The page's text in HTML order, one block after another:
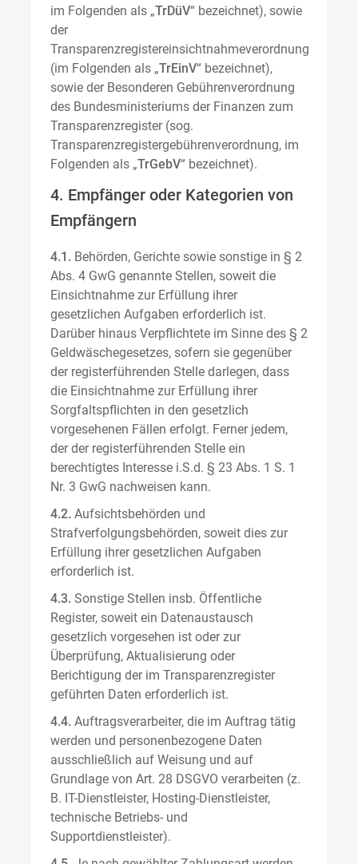
im Folgenden als „TrDüV“ bezeichnet), sowie
der
Transparenzregistereinsichtnahmeverordnung
(im Folgenden als „TrEinV“ bezeichnet),
sowie der Besonderen Gebührenverordnung
des Bundesministeriums der Finanzen zum
Transparenzregister (sog.
Transparenzregistergebührenverordnung, im
Folgenden als „TrGebV“ bezeichnet).
4. Empfänger oder Kategorien von
Empfängern
4.1. Behörden, Gerichte sowie sonstige in § 2
Abs. 4 GwG genannte Stellen, soweit die
Einsichtnahme zur Erfüllung ihrer
gesetzlichen Aufgaben erforderlich ist.
Darüber hinaus Verpflichtete im Sinne des § 2
Geldwäschegesetzes, sofern sie gegenüber
der registerführenden Stelle darlegen, dass
die Einsichtnahme zur Erfüllung ihrer
Sorgfaltspflichten in den gesetzlich
vorgesehenen Fällen erfolgt. Ferner jedem,
der der registerführenden Stelle ein
berechtigtes Interesse i.S.d. § 23 Abs. 1 S. 1
Nr. 3 GwG nachweisen kann.
4.2. Aufsichtsbehörden und
Strafverfolgungsbehörden, soweit dies zur
Erfüllung ihrer gesetzlichen Aufgaben
erforderlich ist.
4.3. Sonstige Stellen insb. Öffentliche
Register, soweit ein Datenaustausch
gesetzlich vorgesehen ist oder zur
Überprüfung, Aktualisierung oder
Berichtigung der im Transparenzregister
geführten Daten erforderlich ist.
4.4. Auftragsverarbeiter, die im Auftrag tätig
werden und personenbezogene Daten
ausschließlich auf Weisung und auf
Grundlage von Art. 28 DSGVO verarbeiten (z.
B. IT-Dienstleister, Hosting-Dienstleister,
technische Betriebs- und
Supportdienstleister).